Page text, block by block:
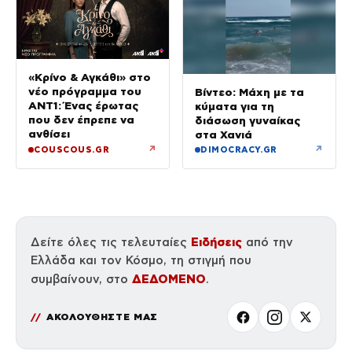
«Κρίνο & Αγκάθι» στο
νέο πρόγραμμα του
ΑΝΤ1: Ένας έρωτας
που δεν έπρεπε να
ανθίσει
COUSCOUS.GR ↗
Βίντεο: Μάχη με τα
κύματα για τη
διάσωση γυναίκας
στα Χανιά
DIMOCRACY.GR ↗
Δείτε όλες τις τελευταίες Ειδήσεις από την
Ελλάδα και τον Κόσμο, τη στιγμή που
συμβαίνουν, στο ΔΕΔΟΜΕΝΟ.
ΑΚΟΛΟΥΘΗΣΤΕ ΜΑΣ